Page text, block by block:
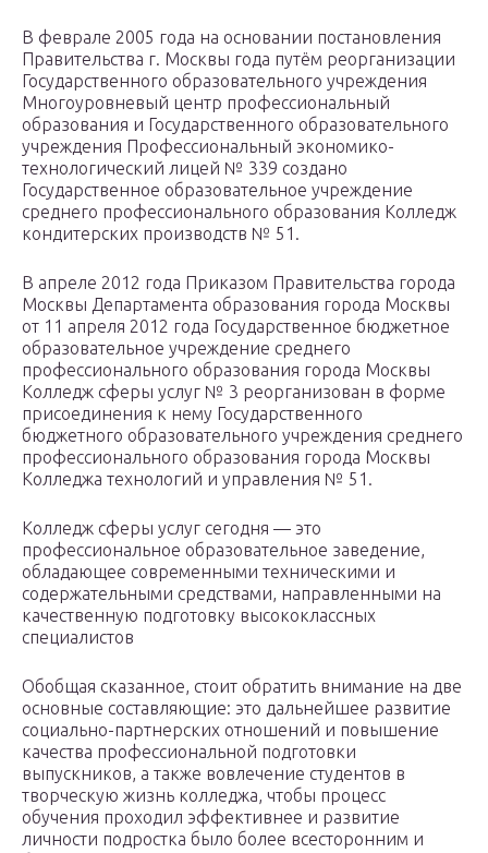
В феврале 2005 года на основании постановления
Правительства г. Москвы года путём реорганизации
Государственного образовательного учреждения
Многоуровневый центр профессиональный
образования и Государственного образовательного
учреждения Профессиональный экономико-
технологический лицей № 339 создано
Государственное образовательное учреждение
среднего профессионального образования Колледж
кондитерских производств № 51.
В апреле 2012 года Приказом Правительства города
Москвы Департамента образования города Москвы
от 11 апреля 2012 года Государственное бюджетное
образовательное учреждение среднего
профессионального образования города Москвы
Колледж сферы услуг № 3 реорганизован в форме
присоединения к нему Государственного
бюджетного образовательного учреждения среднего
профессионального образования города Москвы
Колледжа технологий и управления № 51.
Колледж сферы услуг сегодня — это
профессиональное образовательное заведение,
обладающее современными техническими и
содержательными средствами, направленными на
качественную подготовку высококлассных
специалистов
Обобщая сказанное, стоит обратить внимание на две
основные составляющие: это дальнейшее развитие
социально-партнерских отношений и повышение
качества профессиональной подготовки
выпускников, а также вовлечение студентов в
творческую жизнь колледжа, чтобы процесс
обучения проходил эффективнее и развитие
личности подростка было более всесторонним и